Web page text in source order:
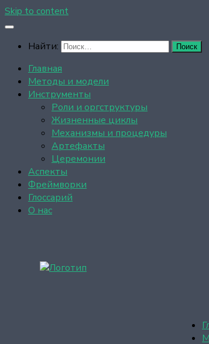
Skip to content
Найти:
Главная
Методы и модели
Инструменты
Роли и оргструктуры
Жизненные циклы
Механизмы и процедуры
Артефакты
Церемонии
Аспекты
Фреймворки
Глоссарий
О нас